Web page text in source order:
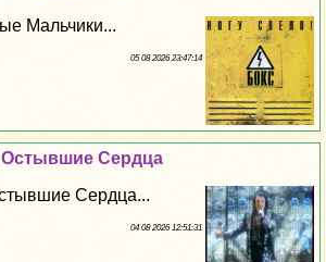
Мальчики...
05 08 2026 23:47:14
Сердца
Сердца...
04 08 2026 12:51:31